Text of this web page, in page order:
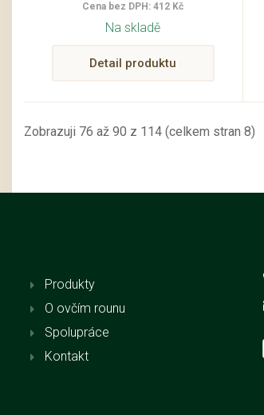
Cena bez DPH: 412 Kč
Na skladě
Detail produktu
Zobrazuji 76 až 90 z 114 (celkem stran 8)
Produkty
O ovčím rounu
Spolupráce
Kontakt